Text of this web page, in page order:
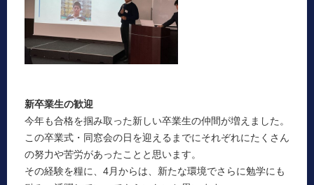
新卒業生の歓迎
今年も合格を掴み取った新しい卒業生の仲間が増えました。
この卒業式・同窓会の日を迎えるまでにそれぞれにたくさん
の努力や苦労があったことと思います。
その経験を糧に、4月からは、新たな環境でさらに勉学にも